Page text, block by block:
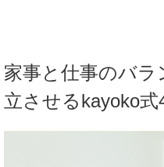
家事と仕事のバ
立させるkayoko